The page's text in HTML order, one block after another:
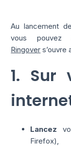
Au lancement
vous
Ringover s’ouvre
1. Sur
Lancez
Firefox),